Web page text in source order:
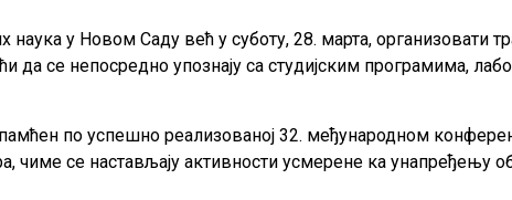
наука у Новом Саду већ у суботу, 28. марта, организовати
се непосредно упознају са студијским програмима,
по успешно реализованој 32. међународном
чиме се настављају активности усмерене ка